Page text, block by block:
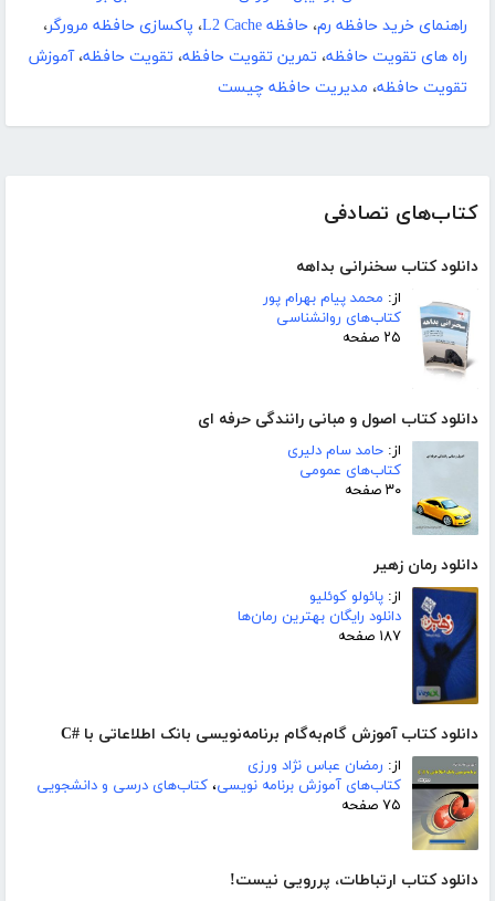
کتاب‌های تصادفی
دانلود کتاب سخنرانی بداهه
از: محمد پیام بهرام پور
کتاب‌های روانشناسی
۲۵ صفحه
دانلود کتاب اصول و مبانی رانندگی حرفه ای
از: حامد سام دلیری
کتاب‌های عمومی
۳۰ صفحه
دانلود رمان زهیر
از: پائولو کوئلیو
دانلود رایگان بهترین رمان‌ها
۱۸۷ صفحه
دانلود کتاب آموزش گام‌به‌گام برنامه‌نویسی بانک اطلاعاتی با #C
از: رمضان عباس نژاد ورزی
کتاب‌های آموزش برنامه نویسی، کتاب‌های درسی و دانشجویی
۷۵ صفحه
دانلود کتاب ارتباطات، پررویی نیست!
راهنمای خرید حافظه رم، حافظه L2 Cache ، پاکسازی حافظه مرورگر،
راه های تقویت حافظه، تمرین تقویت حافظه، تقویت حافظه،آموزش
تقویت حافظه، مدیریت حافظه چیست